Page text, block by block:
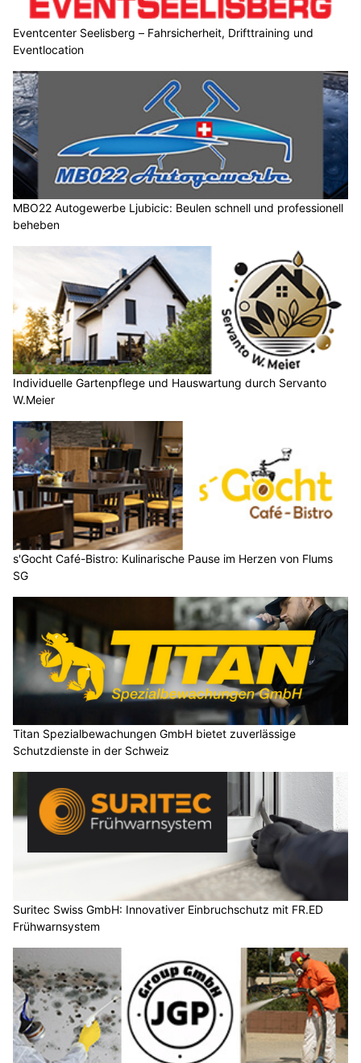
Eventcenter Seelisberg – Fahrsicherheit, Drifttraining und
Eventlocation
MBO22 Autogewerbe Ljubicic: Beulen schnell und professionell
beheben
Individuelle Gartenpflege und Hauswartung durch Servanto
W.Meier
s'Gocht Café-Bistro: Kulinarische Pause im Herzen von Flums
SG
Titan Spezialbewachungen GmbH bietet zuverlässige
Schutzdienste in der Schweiz
Suritec Swiss GmbH: Innovativer Einbruchschutz mit FR.ED
Frühwarnsystem